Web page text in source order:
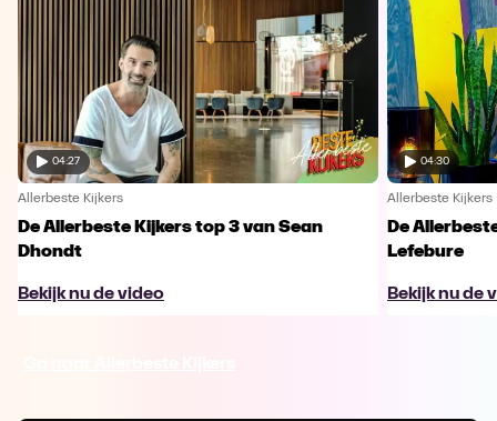
04:27
Allerbeste Kijkers
De Allerbeste Kijkers top 3 van Sean
Dhondt
Bekijk nu de video
04:30
Allerbeste Kijkers
De
Lefebure
Bekijk nu de